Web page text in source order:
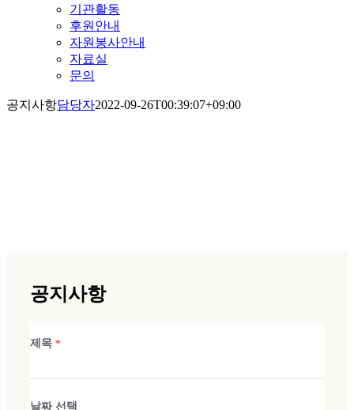
기관활동
후원안내
자원봉사안내
자료실
문의
공지사항담당자2022-09-26T00:39:07+09:00
공지사항
제목 *
날짜 선택